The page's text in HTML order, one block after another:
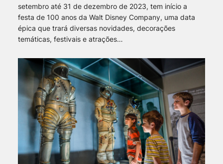
setembro até 31 de dezembro de 2023, tem início a
festa de 100 anos da Walt Disney Company, uma data
épica que trará diversas novidades, decorações
temáticas, festivais e atrações…